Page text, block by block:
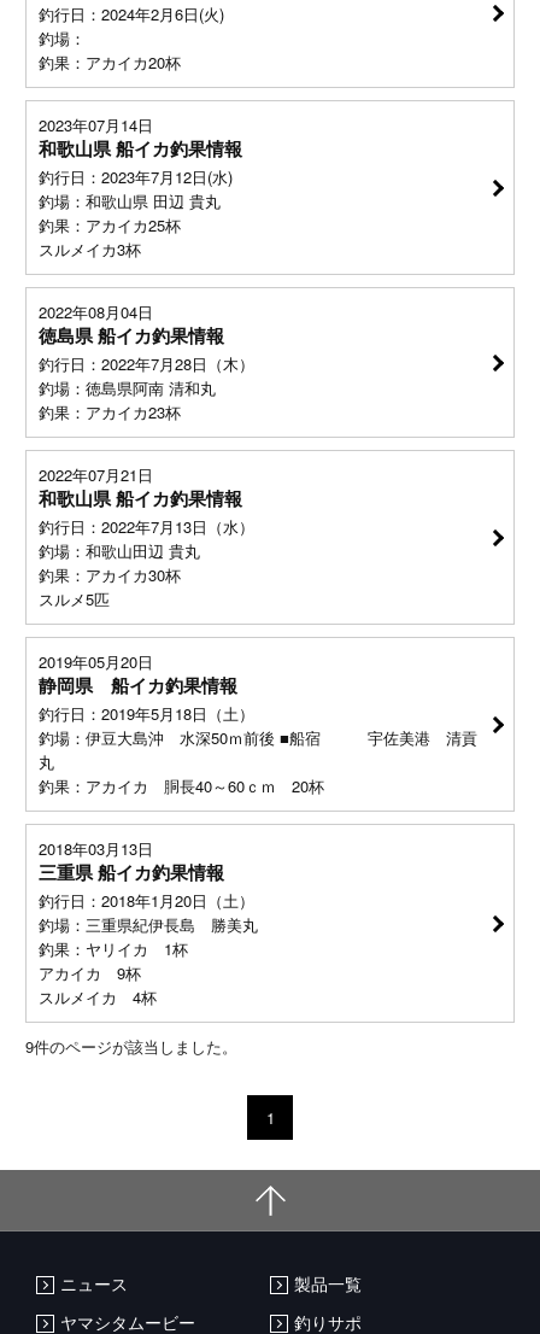
釣行日：2024年2月6日(火)
釣場：
釣果：アカイカ20杯
2023年07月14日
和歌山県 船イカ釣果情報
釣行日：2023年7月12日(水)
釣場：和歌山県 田辺 貴丸
釣果：アカイカ25杯
スルメイカ3杯
2022年08月04日
徳島県 船イカ釣果情報
釣行日：2022年7月28日（木）
釣場：徳島県阿南 清和丸
釣果：アカイカ23杯
2022年07月21日
和歌山県 船イカ釣果情報
釣行日：2022年7月13日（水）
釣場：和歌山田辺 貴丸
釣果：アカイカ30杯
スルメ5匹
2019年05月20日
静岡県 船イカ釣果情報
釣行日：2019年5月18日（土）
釣場：伊豆大島沖 水深50ｍ前後 ■船宿 宇佐美港 清貢
丸
釣果：アカイカ 胴長40～60ｃｍ 20杯
2018年03月13日
三重県 船イカ釣果情報
釣行日：2018年1月20日（土）
釣場：三重県紀伊長島 勝美丸
釣果：ヤリイカ 1杯
アカイカ 9杯
スルメイカ 4杯
9件のページが該当しました。
1
ニュース
製品一覧
ヤマシタムービー
釣りサポ